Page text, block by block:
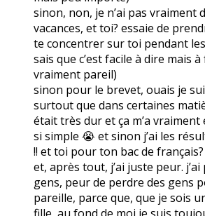
sinon, non, je n’ai pas vraiment
vacances, et toi? essaie de
te concentrer sur toi pendant les
sais que c’est facile à dire mais à
vraiment pareil)
sinon pour le brevet, ouais je
surtout que dans certaines
était très dur et ça m’a
si simple 😭 et sinon j’ai les
!! et toi pour ton bac de français?
et, après tout, j’ai juste peur.
gens, peur de perdre des gens
pareille, parce que, que je sois